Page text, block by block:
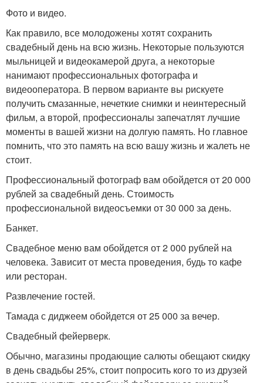
Фото и видео.
Как правило, все молодожены хотят сохранить
свадебный день на всю жизнь. Некоторые пользуются
мыльницей и видеокамерой друга, а некоторые
нанимают профессиональных фотографа и
видеооператора. В первом варианте вы рискуете
получить смазанные, нечеткие снимки и неинтересный
фильм, а второй, профессионалы запечатлят лучшие
моменты в вашей жизни на долгую память. Но главное
помнить, что это память на всю вашу жизнь и жалеть не
стоит.
Профессиональный фотограф вам обойдется от 20 000
рублей за свадебный день. Стоимость
профессиональной видеосъемки от 30 000 за день.
Банкет.
Свадебное меню вам обойдется от 2 000 рублей на
человека. Зависит от места проведения, будь то кафе
или ресторан.
Развлечение гостей.
Тамада с диджеем обойдется от 25 000 за вечер.
Свадебный фейерверк.
Обычно, магазины продающие салюты обещают скидку
в день свадьбы 25%, стоит попросить кого то из друзей